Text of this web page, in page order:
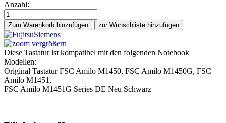
Anzahl:
Zum Warenkorb hinzufügen
vergrößern
Diese Tastatur ist kompatibel mit den folgenden Notebook
Modellen:
Original Tastatur FSC Amilo M1450, FSC Amilo M1450G, FSC
Amilo M1451,
FSC Amilo M1451G Series DE Neu Schwarz